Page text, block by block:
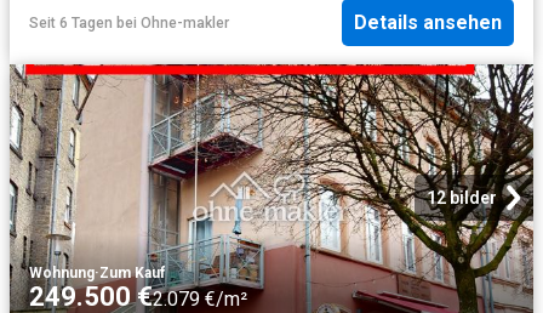
Seit 6 Tagen bei Ohne-makler Details ansehen
12 bilder
Wohnung·Zum Kauf
249.500 €2.079 €/m²